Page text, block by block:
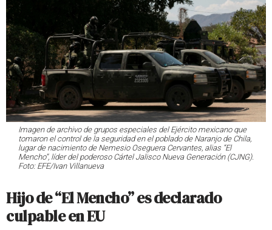
Imagen de archivo de grupos especiales del Ejército mexicano que
tomaron el control de la seguridad en el poblado de Naranjo de Chila,
lugar de nacimiento de Nemesio Oseguera Cervantes, alias “El
Mencho”, líder del poderoso Cártel Jalisco Nueva Generación (CJNG).
Foto: EFE/Ivan Villanueva
Hijo de “El Mencho” es declarado
culpable en EU